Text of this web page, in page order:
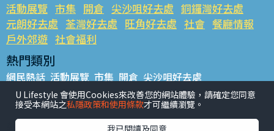
活動展覽 市集 開倉 尖沙咀好去處 銅鑼灣好去處
元朗好去處 荃灣好去處 旺角好去處 社會 餐廳情報
戶外郊遊 社會福利
熱門類別
網民熱話 活動展覽 市集 開倉 尖沙咀好去處
銅鑼灣好去處 元朗好去處 荃灣好去處 旺角好去處 社會
餐廳情報 戶外郊遊
熱門標籤
U Lifestyle 會使用Cookies來改善您的網站體驗，請確定您同意
接受本網站之私隱政策和使用條款才可繼續瀏覽。
我已閱讀及同意